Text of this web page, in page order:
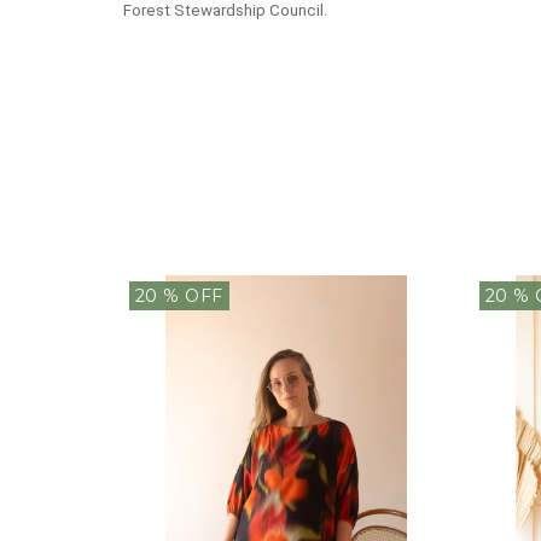
Forest Stewardship Council.
20 % OFF 20 %